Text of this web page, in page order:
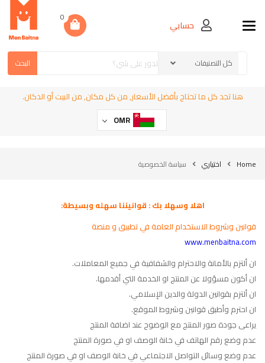
Toggle navigationحسابي
0
البحث
هنا تجد كل ما تحتاج بأفضل الأسعار, من كل مكان, من البيت أو الدكان.
OMR
Home اختياري سياسة الخصوصية
اهلا وسهلا بك : قوانيننا سهله وبسيطة:
قوانين وشروط الاستخدام العامة في تطبيق و منصة
www.menbaitna.com
ان ألتزم بالأمانة والاحترام والشفافية في جميع المعاملات.
ان أكون مسؤولا عن المنتج او الخدمة التي أقدمها.
ان ألتزم بقوانين الدولة والدين الإسلامي.
ان احترم وأطبق قوانين وشروط الموقع.
يراعى جودة صور المنتج مع الوضوح عند اضافة المنتج
عدم وضع رقم الهاتف في خانة الوصف او في صورة المنتج
عدم وضع وسائل التواصل الاجتماعي في خانة الوصف او في صورة المنتج